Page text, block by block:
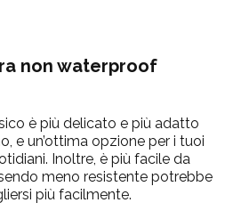
non waterproof
è più delicato e più adatto
e un’ottima opzione per i tuoi
Inoltre, è più facile da
meno resistente potrebbe
più facilmente.